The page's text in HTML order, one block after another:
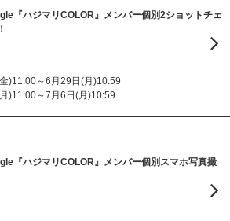
『ハジマリCOLOR』メンバー個別2ショットチェ
)11:00～6月29日(月)10:59
)11:00～7月6日(月)10:59
『ハジマリCOLOR』メンバー個別スマホ写真撮